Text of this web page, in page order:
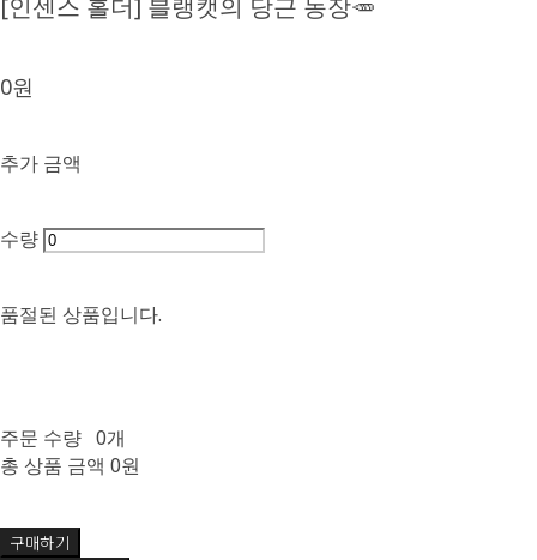
[인센스 홀더] 블랭캣의 당근 농장🥕
0원
추가 금액
수량
품절된 상품입니다.
주문 수량 0개
총 상품 금액 0원
구매하기